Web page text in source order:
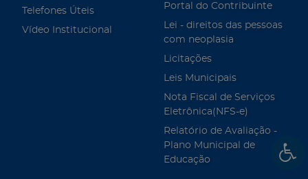
Telefones Úteis
Vídeo Institucional
Portal do Contribuinte
Lei - direitos das pessoas
com neoplasia
Licitações
Leis Municipais
Nota Fiscal de Serviços
Eletrônica(NFS-e)
Relatório de Avaliação -
Plano Municipal de
Educação